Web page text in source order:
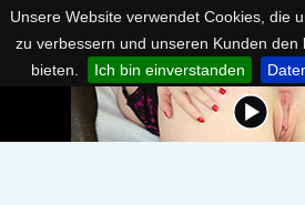
Unsere Website verwendet Cookies, die
zu verbessern und unseren Kunden den
bieten.
Ich bin einverstanden